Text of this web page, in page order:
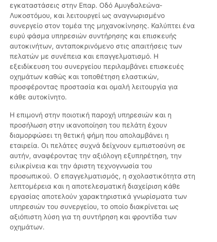
εγκαταστάσεις στην Επαρ. Οδό Αμυγδαλεώνα-
Λυκοστόμου, και λειτουργεί ως αναγνωρισμένο
συνεργείο στον τομέα της μηχανοκίνησης. Καλύπτει ένα
ευρύ φάσμα υπηρεσιών συντήρησης και επισκευής
αυτοκινήτων, ανταποκρινόμενο στις απαιτήσεις των
πελατών με συνέπεια και επαγγελματισμό. Η
εξειδίκευση του συνεργείου περιλαμβάνει επισκευές
οχημάτων καθώς και τοποθέτηση ελαστικών,
προσφέροντας προστασία και ομαλή λειτουργία για
κάθε αυτοκίνητο.
Η επιμονή στην ποιοτική παροχή υπηρεσιών και η
προσήλωση στην ικανοποίηση του πελάτη έχουν
διαμορφώσει τη θετική φήμη που απολαμβάνει η
εταιρεία. Οι πελάτες συχνά δείχνουν εμπιστοσύνη σε
αυτήν, αναφέροντας την αξιόλογη εξυπηρέτηση, την
ειλικρίνεια και την άριστη τεχνογνωσία του
προσωπικού. Ο επαγγελματισμός, η σχολαστικότητα στη
λεπτομέρεια και η αποτελεσματική διαχείριση κάθε
εργασίας αποτελούν χαρακτηριστικά γνωρίσματα των
υπηρεσιών του συνεργείου, το οποίο διακρίνεται ως
αξιόπιστη λύση για τη συντήρηση και φροντίδα των
οχημάτων.